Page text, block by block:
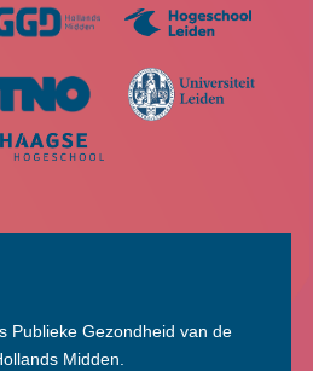
Publieke Gezondheid van de
Midden.